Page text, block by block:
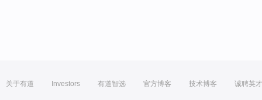
关于有道 Investors 有道智选 官方博客 技术博客 诚聘英才